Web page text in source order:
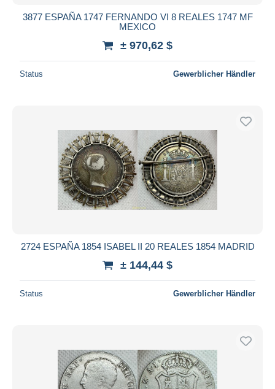
3877 ESPAÑA 1747 FERNANDO VI 8 REALES 1747 MF
MEXICO
± 970,62 $
Status Gewerblicher Händler
2724 ESPAÑA 1854 ISABEL II 20 REALES 1854 MADRID
± 144,44 $
Status Gewerblicher Händler